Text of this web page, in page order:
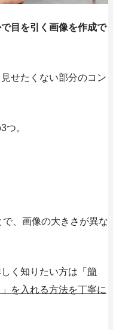
目を引く画像を作成で
せたくない部分のコン
つ。
で、画像の大きさが異な
く知りたい方は「 簡
を入れる方法を丁寧に